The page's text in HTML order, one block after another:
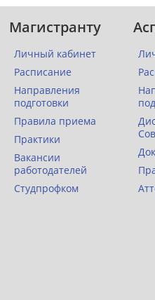
Магистранту
Личный кабинет
Расписание
Направления
подготовки
Правила приема
Практики
Вакансии
работодателей
Студпрофком